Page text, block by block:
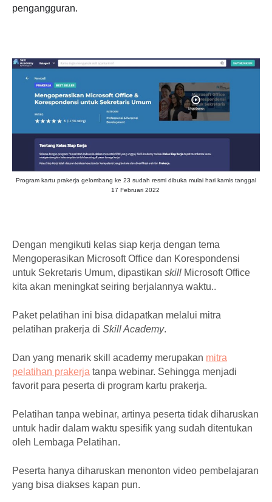
pengangguran.
Program kartu prakerja gelombang ke 23 sudah resmi dibuka mulai hari kamis tanggal
17 Februari 2022
Dengan mengikuti kelas siap kerja dengan tema
Mengoperasikan Microsoft Office dan Korespondensi
untuk Sekretaris Umum, dipastikan skill Microsoft Office
kita akan meningkat seiring berjalannya waktu..
Paket pelatihan ini bisa didapatkan melalui mitra
pelatihan prakerja di Skill Academy.
Dan yang menarik skill academy merupakan mitra
pelatihan prakerja tanpa webinar. Sehingga menjadi
favorit para peserta di program kartu prakerja.
Pelatihan tanpa webinar, artinya peserta tidak diharuskan
untuk hadir dalam waktu spesifik yang sudah ditentukan
oleh Lembaga Pelatihan.
Peserta hanya diharuskan menonton video pembelajaran
yang bisa diakses kapan pun.